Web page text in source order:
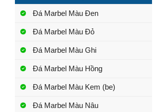
Đá Marbel Màu Đen
Đá Marbel Màu Đỏ
Đá Marbel Màu Ghi
Đá Marbel Màu Hồng
Đá Marbel Màu Kem (be)
Đá Marbel Màu Nâu